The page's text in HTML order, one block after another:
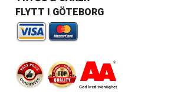
FLYTT I GÖTEBORG